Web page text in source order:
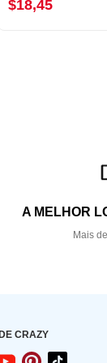
$18,45
A MELHOR
Mais
CRAZY